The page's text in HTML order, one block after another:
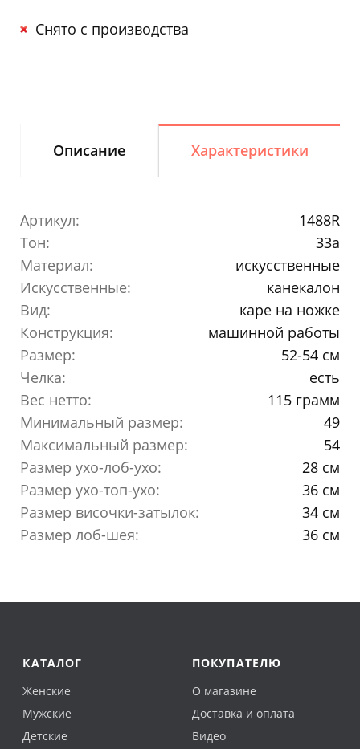
Снято с производства
Описание Характеристики
Артикул:
1488R
Тон:
33a
Материал:
искусственные
Искусственные:
канекалон
Вид:
каре на ножке
Конструкция:
машинной работы
Размер:
52-54 см
Челка:
есть
Вес нетто:
115 грамм
Минимальный размер:
49
Максимальный размер:
54
Размер ухо-лоб-ухо:
28 см
Размер ухо-топ-ухо:
36 см
Размер височки-затылок:
34 см
Размер лоб-шея:
36 см
КАТАЛОГ
Женские
Мужские
Детские
ПОКУПАТЕЛЮ
О магазине
Доставка и оплата
Видео